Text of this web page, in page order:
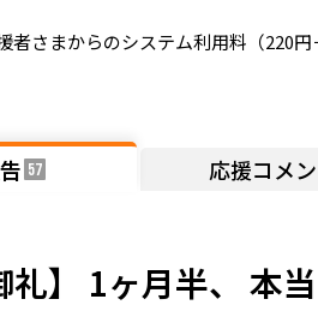
さまからのシステム利用料（220円
57 応援コメ
礼】 1ヶ月半、 本